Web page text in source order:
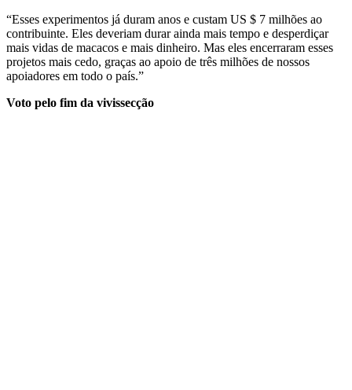
“Esses experimentos já duram anos e custam US $ 7 milhões ao
contribuinte. Eles deveriam durar ainda mais tempo e desperdiçar
mais vidas de macacos e mais dinheiro. Mas eles encerraram esses
projetos mais cedo, graças ao apoio de três milhões de nossos
apoiadores em todo o país.”
Voto pelo fim da vivissecção